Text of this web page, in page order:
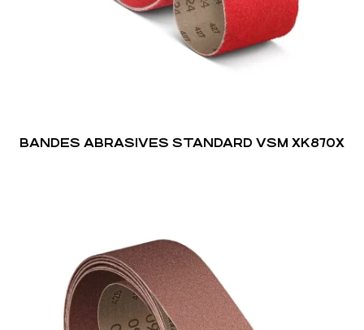
BANDES ABRASIVES STANDARD VSM XK870X